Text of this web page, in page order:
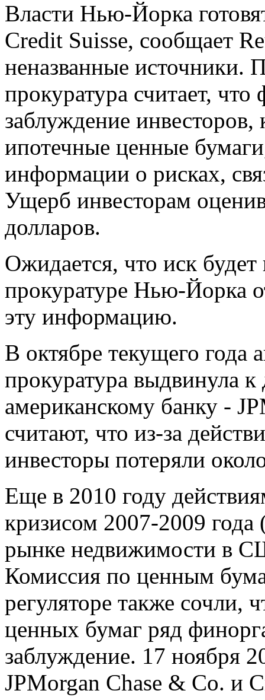
Власти Нью-Йорка
Credit Suisse, сообщает
неназванные источники.
прокуратура считает, что
заблуждение инвесторов,
ипотечные ценные
информации о рисках,
Ущерб инвесторам
долларов.
Ожидается, что иск
прокуратуре Нью-Йорка
эту информацию.
В октябре текущего года
прокуратура выдвинула
американскому банку -
считают, что из-за
инвесторы потеряли
Еще в 2010 году
кризисом 2007-2009 года
рынке недвижимости в
Комиссия по ценным
регуляторе также сочли,
ценных бумаг ряд
заблуждение. 17 ноября
JPMorgan Chase & Co. и